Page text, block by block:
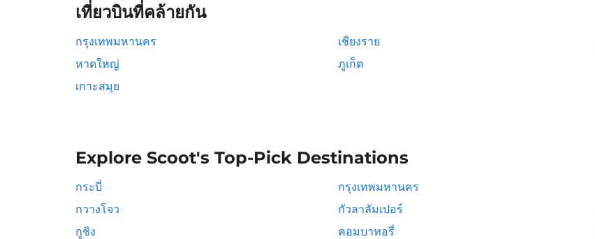
เที่ยวบินที่คล้ายกัน
กรุงเทพมหานคร เชียงราย
หาดใหญ่
ภูเก็ต
เกาะสมุย
Explore Scoot's Top-Pick Destinations
กระบี่ กรุงเทพมหานคร
กวางโจว
กัวลาลัมเปอร์
กูชิง
คอมบาทอรี่